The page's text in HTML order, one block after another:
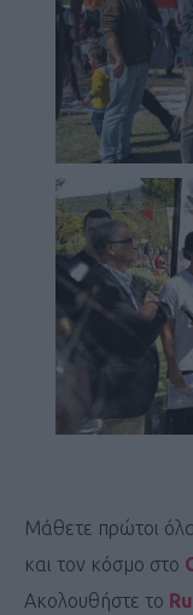
Μάθετε πρώτοι
και τον κόσμο στο
Ακολουθήστε το